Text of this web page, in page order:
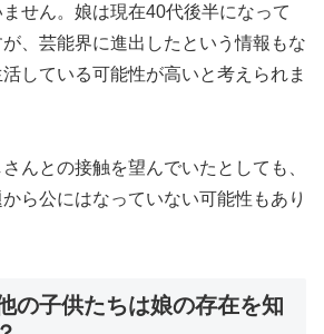
せん。娘は現在40代後半になって
、芸能界に進出したという情報もな
している可能性が高いと考えられま
んとの接触を望んでいたとしても、
ら公にはなっていない可能性もあり
の子供たちは娘の存在を知